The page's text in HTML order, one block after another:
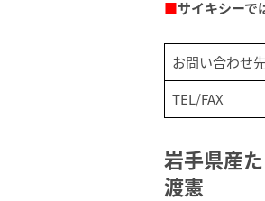
■サイキシーで
お問い合わせ先
TEL/FAX
岩手県産
渡憲